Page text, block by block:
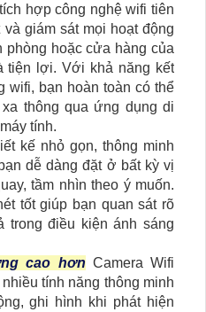
hợp công nghệ wifi tiên
giám sát mọi hoạt động
phòng hoặc cửa hàng của
tiện lợi. Với khả năng kết
wifi, bạn hoàn toàn có thể
thông qua ứng dụng di
tính.
kế nhỏ gọn, thông minh
dễ dàng đặt ở bất kỳ vị
tầm nhìn theo ý muốn.
tốt giúp bạn quan sát rõ
trong điều kiện ánh sáng
cao hơn Camera Wifi
tính năng thông minh
ghi hình khi phát hiện